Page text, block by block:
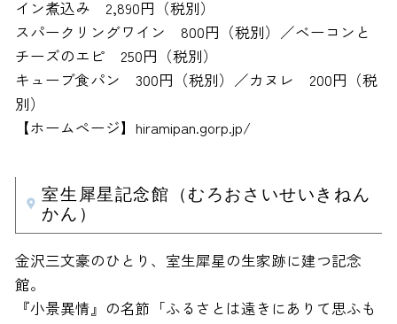
イン煮込み 2,890円（税別）
スパークリングワイン 800円（税別）／ベーコンと
チーズのエピ 250円（税別）
キューブ食パン 300円（税別）／カヌレ 200円（税
別）
【ホームページ】hiramipan.gorp.jp/
室生犀星記念館（むろおさいせいきねん
かん）
金沢三文豪のひとり、室生犀星の生家跡に建つ記念
館。
『小景異情』の名節「ふるさとは遠きにありて思ふも